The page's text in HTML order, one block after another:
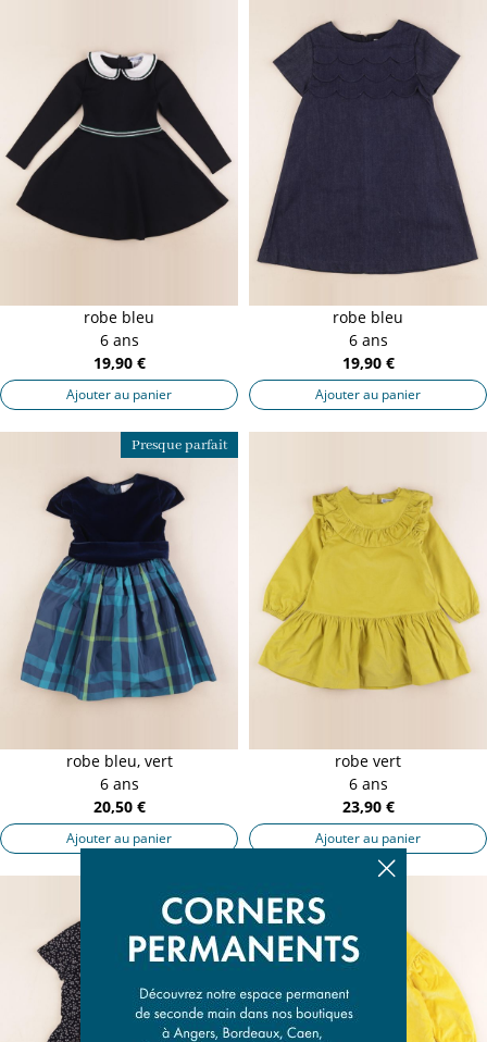
robe bleu
6 ans
19,90 €
Ajouter au panier
robe bleu
6 ans
19,90 €
Ajouter au panier
Presque parfait
robe bleu, vert
6 ans
20,50 €
Ajouter au panier
robe vert
6 ans
23,90 €
Ajouter au panier